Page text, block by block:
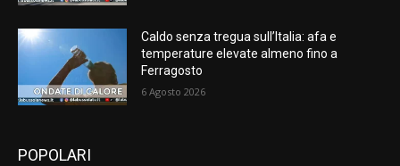
Caldo senza tregua sull’Italia: afa e
temperature elevate almeno fino a
Ferragosto
6 Agosto 2026
POPOLARI